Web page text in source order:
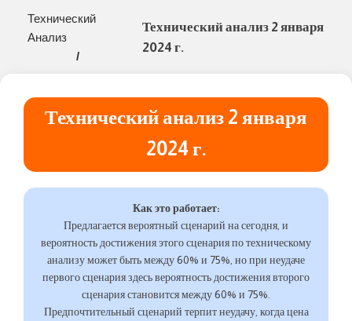
Технический
Анализ
/
Технический анализ 2 января
2024 г.
Технический анализ 2 января
2024 г.
Как это работает:
Предлагается вероятный сценарий на сегодня, и
вероятность достижения этого сценария по техническому
анализу может быть между 60% и 75%, но при неудаче
первого сценария здесь вероятность достижения второго
сценария становится между 60% и 75%.
Предпочтительный сценарий терпит неудачу, когда цена